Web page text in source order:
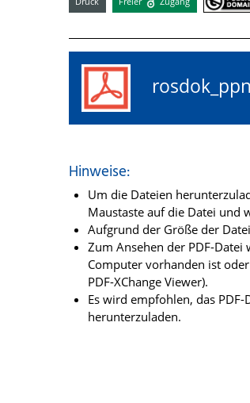
Hinweise:
Um die Dateien
Maustaste auf die Datei und
Aufgrund der Größe der
Zum Ansehen der PDF-
Computer vorhanden ist
PDF-XChange Viewer).
Es wird empfohlen, das
herunterzuladen.